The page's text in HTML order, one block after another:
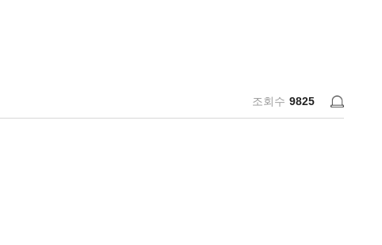
조회수 9825